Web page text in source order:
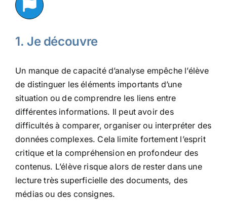
1. Je découvre
Un manque de capacité d’analyse empêche l’élève
de distinguer les éléments importants d’une
situation ou de comprendre les liens entre
différentes informations. Il peut avoir des
difficultés à comparer, organiser ou interpréter des
données complexes. Cela limite fortement l’esprit
critique et la compréhension en profondeur des
contenus. L’élève risque alors de rester dans une
lecture très superficielle des documents, des
médias ou des consignes.